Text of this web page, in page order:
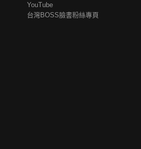
YouTube
台灣BOSS臉書粉絲專頁